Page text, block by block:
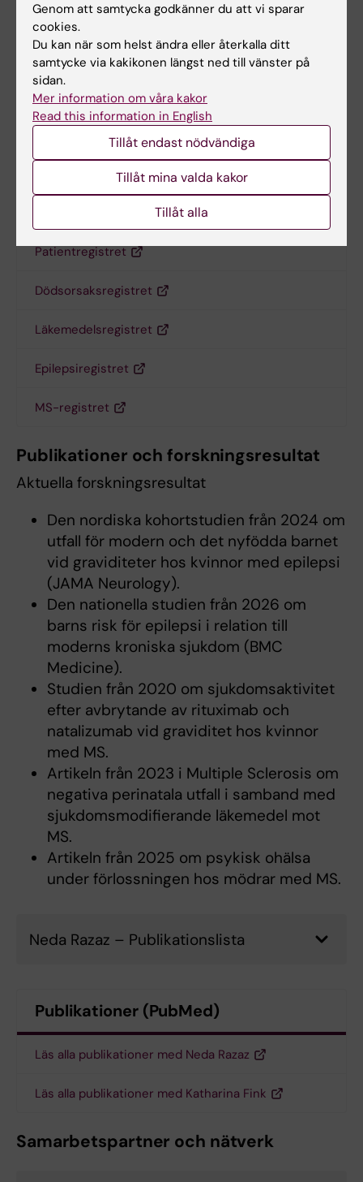
Vi använder också data från motsvarande register
i andra länder, särskilt de nordiska länderna, samt
biologiska prover som samlats in genom vårt
prospektiva Pregnancy Neurology Registry &
Biobank.
Swedish health registers
Medicinska födelseregistret
Patientregistret
Dödsorsaksregistret
Läkemedelsregistret
Epilepsiregistret
MS-registret
Publikationer och forskningsresultat
Aktuella forskningsresultat
Den nordiska kohortstudien från 2024 om
utfall för modern och det nyfödda barnet
vid graviditeter hos kvinnor med epilepsi
(JAMA Neurology).
Den nationella studien från 2026 om
barns risk för epilepsi i relation till
moderns kroniska sjukdom (BMC
Medicine).
Studien från 2020 om sjukdomsaktivitet
efter avbrytande av rituximab och
natalizumab vid graviditet hos kvinnor
med MS.
Artikeln från 2023 i Multiple Sclerosis om
negativa perinatala utfall i samband med
sjukdomsmodifierande läkemedel mot
MS.
Artikeln från 2025 om psykisk ohälsa
under förlossningen hos mödrar med MS.
Neda Razaz – Publikationslista
Publikationer (PubMed)
Läs alla publikationer med Neda Razaz
Läs alla publikationer med Katharina Fink
Samarbetspartner och nätverk
Genom att samtycka godkänner du att vi sparar
cookies.
Du kan när som helst ändra eller återkalla ditt
samtycke via kakikonen längst ned till vänster på
sidan.
Mer information om våra kakor
Read this information in English
Tillåt endast nödvändiga
Tillåt mina valda kakor
Tillåt alla